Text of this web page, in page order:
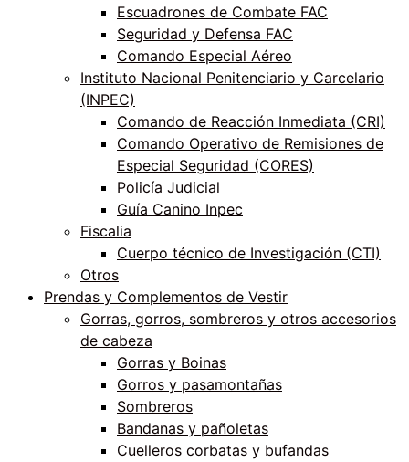
Escuadrones de Combate FAC
Seguridad y Defensa FAC
Comando Especial Aéreo
Instituto Nacional Penitenciario y Carcelario
(INPEC)
Comando de Reacción Inmediata (CRI)
Comando Operativo de Remisiones de
Especial Seguridad (CORES)
Policía Judicial
Guía Canino Inpec
Fiscalia
Cuerpo técnico de Investigación (CTI)
Otros
Prendas y Complementos de Vestir
Gorras, gorros, sombreros y otros accesorios
de cabeza
Gorras y Boinas
Gorros y pasamontañas
Sombreros
Bandanas y pañoletas
Cuelleros corbatas y bufandas